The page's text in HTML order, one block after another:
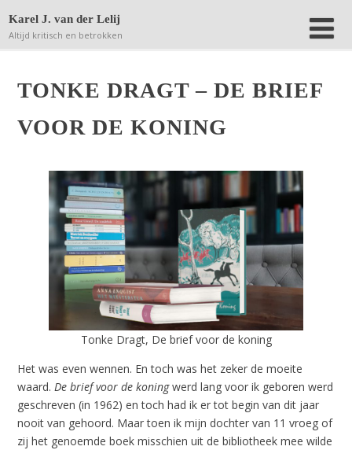
Karel J. van der Lelij
Altijd kritisch en betrokken
TONKE DRAGT – DE BRIEF
VOOR DE KONING
Tonke Dragt, De brief voor de koning
Het was even wennen. En toch was het zeker de moeite
waard. De brief voor de koningwerd lang voor ik geboren werd
geschreven (in 1962) en toch had ik er tot begin van dit jaar
nooit van gehoord. Maar toen ik mijn dochter van 11 vroeg of
zij het genoemde boek misschien uit de bibliotheek mee wilde
jouw computer om achteraf anonieme bezoekersaantallen
terug te kunnen vinden.